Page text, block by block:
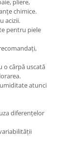
pliere,
chimice.
acizii.
pentru piele
o cârpă uscată
atunci
diferențelor